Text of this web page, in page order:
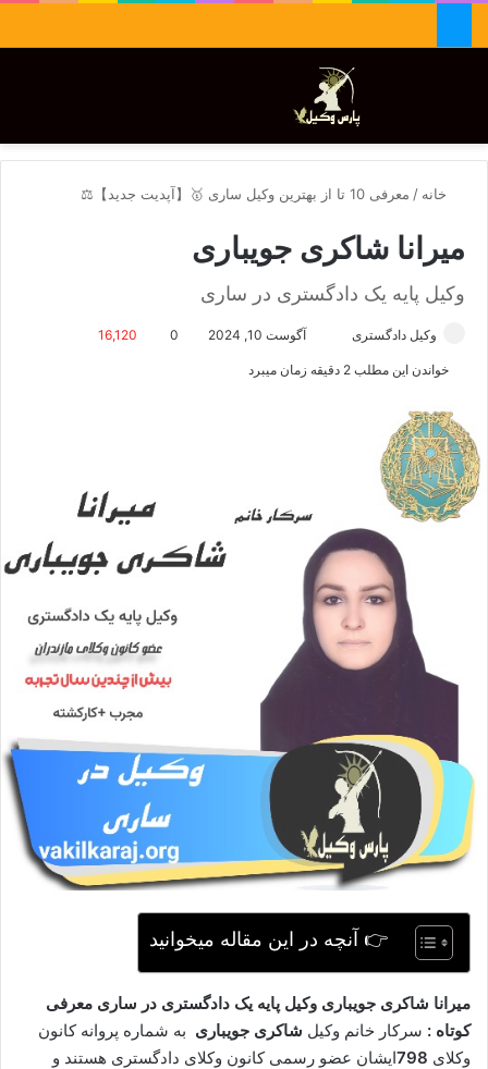
تغییر پوسته
خانه / معرفی 10 تا از بهترین وکیل ساری 🥇【آپدیت جدید】⚖️
میرانا شاکری جویباری
وکیل پایه یک دادگستری در ساری
وکیل دادگستری
ل
آگوست 10, 2024 0
16,120
خواندن این مطلب 2 دقیقه زمان میبرد
👉 آنچه در این مقاله میخوانید
میرانا شاکری جویباری وکیل پایه یک دادگستری در ساری معرفی
کوتاه : سرکار خانم وکیل شاکری جویباری به شماره پروانه کانون
وکلای
ایشان عضو رسمی کانون وکلای دادگستری هستند و